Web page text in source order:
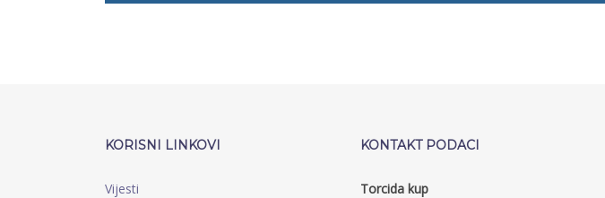
KORISNI LINKOVI
Vijesti
KONTAKT PODACI
Torcida kup